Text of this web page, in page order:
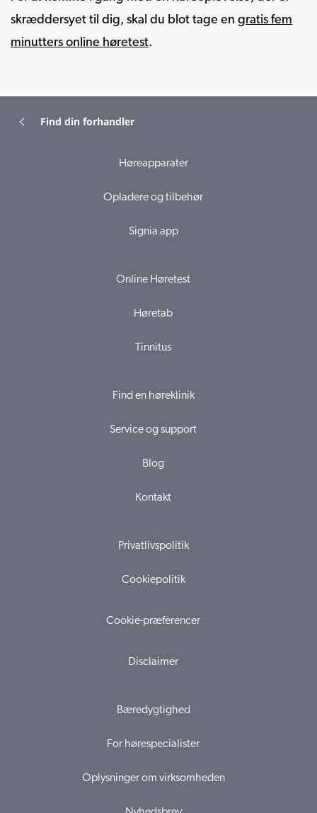
skræddersyet til dig, skal du blot tage en gratis fem
minutters online høretest.
Find din forhandler
Høreapparater
Opladere og tilbehør
Signia app
Online Høretest
Høretab
Tinnitus
Find en høreklinik
Service og support
Blog
Kontakt
Privatlivspolitik
Cookiepolitik
Cookie-præferencer
Disclaimer
Bæredygtighed
For hørespecialister
Oplysninger om virksomheden